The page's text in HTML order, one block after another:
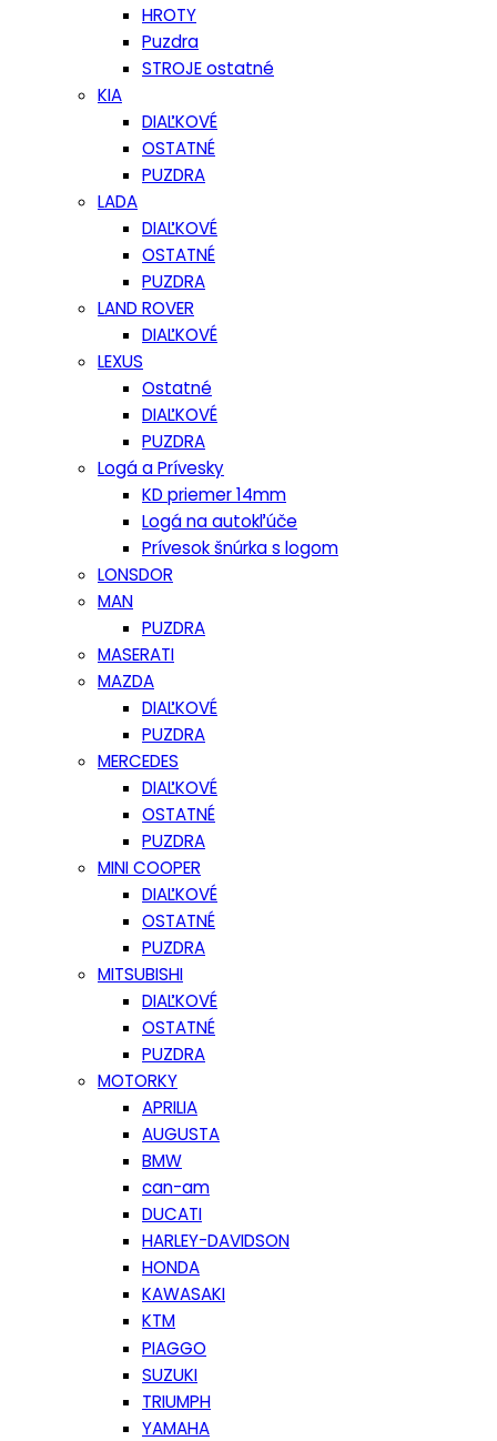
HROTY
Puzdra
STROJE ostatné
KIA
DIAĽKOVÉ
OSTATNÉ
PUZDRA
LADA
DIAĽKOVÉ
OSTATNÉ
PUZDRA
LAND ROVER
DIAĽKOVÉ
LEXUS
Ostatné
DIAĽKOVÉ
PUZDRA
Logá a Prívesky
KD priemer 14mm
Logá na autokľúče
Prívesok šnúrka s logom
LONSDOR
MAN
PUZDRA
MASERATI
MAZDA
DIAĽKOVÉ
PUZDRA
MERCEDES
DIAĽKOVÉ
OSTATNÉ
PUZDRA
MINI COOPER
DIAĽKOVÉ
OSTATNÉ
PUZDRA
MITSUBISHI
DIAĽKOVÉ
OSTATNÉ
PUZDRA
MOTORKY
APRILIA
AUGUSTA
BMW
can-am
DUCATI
HARLEY-DAVIDSON
HONDA
KAWASAKI
KTM
PIAGGO
SUZUKI
TRIUMPH
YAMAHA